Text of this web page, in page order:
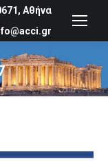
Αθήνα